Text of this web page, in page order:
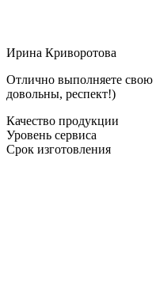
Ирина Криворотова
Отлично выполняете свою
довольны, респект!)
Качество продукции
Уровень сервиса
Срок изготовления